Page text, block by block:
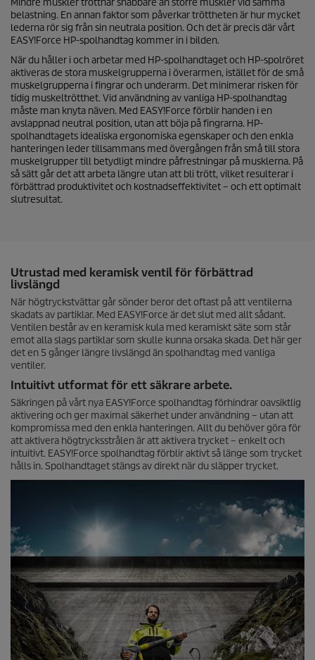
belastning. En annan faktor som påverkar tröttheten är hur mycket
lederna rör sig från sin neutrala position. Och det är precis där vårt
EASY!Force HP-spolhandtag kommer in i bilden.
När du håller i och arbetar med HP-spolhandtaget och HP-spolröret
aktiveras de stora muskelgrupperna i överarmen, istället för de små
muskelgrupperna i fingrar och underarm. Det minimerar risken för
tidig muskeltrötthet. Vid användning av vanliga HP-spolhandtag
måste man knyta näven. Med EASY!Force förblir handen i en
avslappnad neutral position, utan att böja på fingrarna. HP-
spolhandtagets idealiska ergonomiska egenskaper och den enkla
hanteringen leder tillsammans med övergången från små till stora
muskelgrupper till betydligt mindre påfrestningar på musklerna. På
så sätt går det att arbeta längre utan att bli trött, vilket resulterar i
förbättrad produktivitet och kostnadseffektivitet – och ett optimalt
slutresultat.
Utrustad med keramisk ventil för förbättrad
livslängd
När högtryckstvättar går sönder beror det oftast på att ventilerna
skadats av partiklar. Med EASY!Force är det slut med allt sådant.
Ventilen består av en keramisk kula med keramiskt säte som står
emot alla slags partiklar som skulle kunna orsaka skada. Det här ger
det en 5 gånger längre livslängd än spolhandtag med vanliga
ventiler.
Intuitivt utformat för ett säkrare arbete.
Säkringen på vårt nya EASY!Force spolhandtag förhindrar oavsiktlig
aktivering och ger maximal säkerhet under användning – utan att
kompromissa med den enkla hanteringen. Allt du behöver göra för
att aktivera högtrycksstrålen är att aktivera trycket – enkelt och
intuitivt. EASY!Force spolhandtag förblir aktivt så länge som trycket
hålls in. Spolhandtaget stängs av direkt när du släpper trycket.